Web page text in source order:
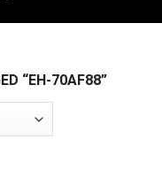
“EH-70AF88”